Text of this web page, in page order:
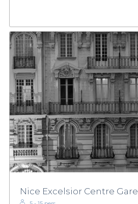
Nice Excelsior Centre Gare